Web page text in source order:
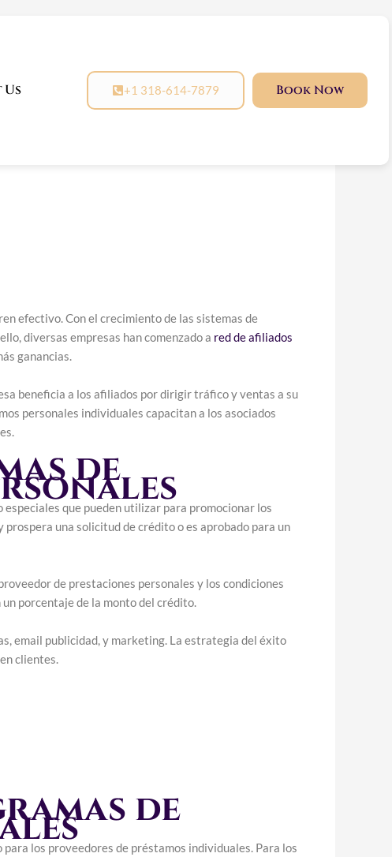
+1 318-614-7879 Book Now
de
efectivo. Con el crecimiento de las sistemas de
diversas empresas han comenzado a redde afiliados
ganancias.
beneficia a los afiliados por dirigir tráfico y ventas a su
personales individuales capacitan a los asociados
de
que pueden utilizar para promocionar los
una solicitud de crédito o es aprobado para un
de prestaciones personales y los condiciones
porcentaje de la monto del crédito.
email publicidad, y marketing. La estrategia del éxito
clientes.
de
los proveedores de préstamos individuales. Para los